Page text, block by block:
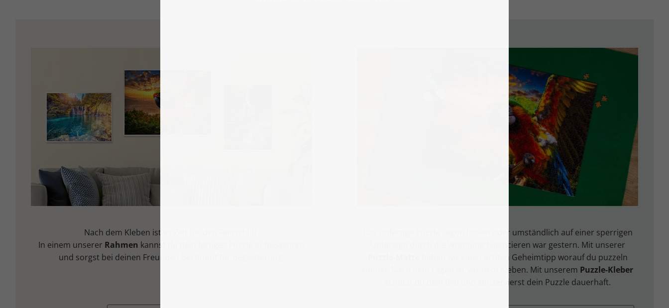
Nach dem Kleben ist es Zeit für den Feinschliff.
In einem unserer Rahmen kannst du dein fertiges Puzzle aufbewahren
und sorgst bei deinen Freunden bestimmt für Begeisterung.
Das unfertige Puzzle liegen lassen oder umständlich auf einer sperrigen
Unterlage durch die Wohnung balancieren war gestern. Mit unserer
haben wir einen echten Geheimtipp worauf du puzzeln
kannst. Nach dem Legen ist vor dem Kleben. Mit unserem Puzzle-Kleber
schützt du dein Bild und konservierst dein Puzzle dauerhaft.